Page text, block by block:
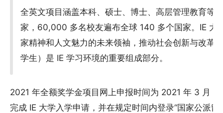
全英文项目涵盖本科、硕士、博士、高层管理教育等
家，60,000 多名校友遍布全球 140 多个国家。IE 大
家精神和人文魅力的未来领袖，推动社会创新与改革
学生）是 IE 学习环境的重要组成部分。
2021 年全额奖学金项目网上申报时间为 2021 年 3 月
完成 IE 大学入学申请，并在规定时间内登录“国家公派留